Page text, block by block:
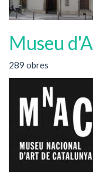
Museu
289 obres